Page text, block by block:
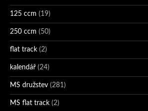
125 ccm (19)
250 ccm (50)
flat track (2)
kalendář (24)
MS družstev (281)
MS flat track (2)